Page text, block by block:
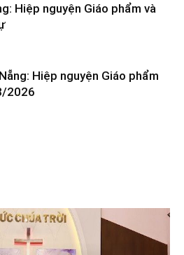
Hiệp nguyện Giáo phẩm và
Hiệp nguyện Giáo phẩm
2026